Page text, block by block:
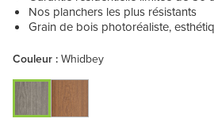
Nos planchers les plus résistants
Grain de bois photoréaliste,
Couleur :Whidbey